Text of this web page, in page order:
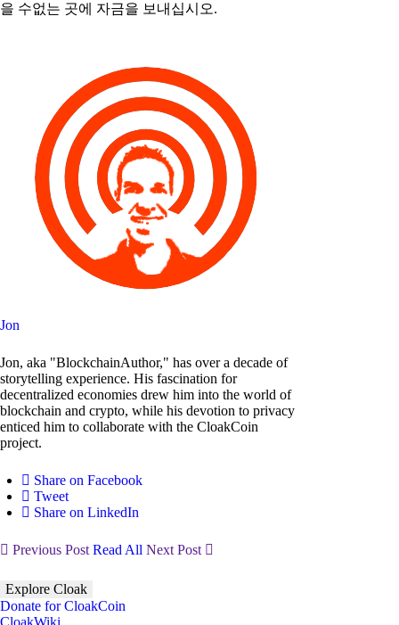
을 수없는 곳에 자금을 보내십시오.
Jon
Jon, aka "BlockchainAuthor," has over a decade of
storytelling experience. His fascination for
decentralized economies drew him into the world of
blockchain and crypto, while his devotion to privacy
enticed him to collaborate with the CloakCoin
project.
Share on Facebook
Tweet
Share on LinkedIn
Previous PostRead All Next Post
Explore Cloak
Donate for CloakCoin
CloakWiki